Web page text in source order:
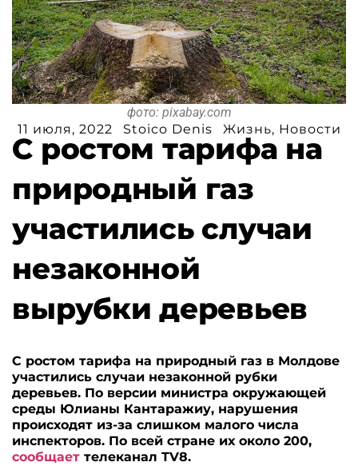
фото: pixabay.com
11 июля, 2022
Stoico Denis Жизнь, Новости
С ростом тарифа на
природный газ
участились случаи
незаконной
вырубки деревьев
С ростом тарифа на природный газ в Молдове
участились случаи незаконной рубки
деревьев. По версии министра окружающей
среды Юлианы Кантаражиу, нарушения
происходят из-за слишком малого числа
инспекторов. По всей стране их около 200,
сообщает телеканал TV8.